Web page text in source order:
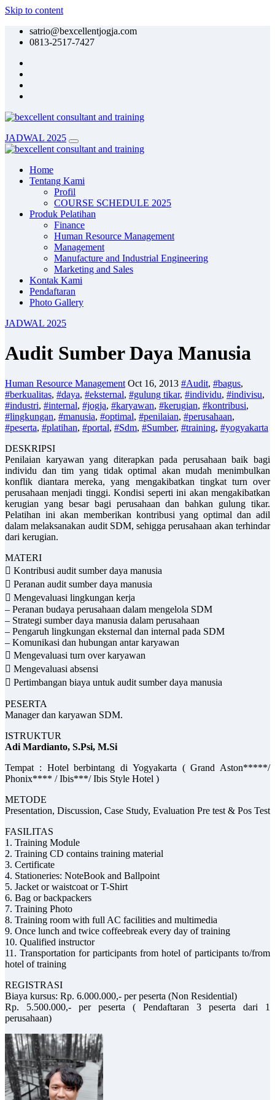
Skip to content
satrio@bexcellentjogja.com
0813-2517-7427
JADWAL 2025
Home
Tentang Kami
Profil
COURSE SCHEDULE 2025
Produk Pelatihan
Finance
Human Resource Management
Management
Manufacture and Industrial Engineering
Marketing and Sales
Kontak Kami
Pendaftaran
Photo Gallery
JADWAL 2025
Audit Sumber Daya Manusia
Human Resource Management Oct 16, 2013 #Audit, #bagus,
#berkualitas, #daya, #eksternal, #gulung tikar, #individu, #indivisu,
#industri, #internal, #jogja, #karyawan, #kerugian, #kontribusi,
#lingkungan, #manusia, #optimal, #penilaian, #perusahaan,
#peserta, #platihan, #portal, #Sdm, #Sumber, #training, #yogyakarta
DESKRIPSI
Penilaian karyawan yang diterapkan pada perusahaan baik bagi
individu dan tim yang tidak optimal akan mudah menimbulkan
konflik diantara mereka, yang mengakibatkan tingkat turn over
perusahaan menjadi tinggi. Kondisi seperti ini akan mengakibatkan
kerugian yang besar bagi perusahaan dan bahkan gulung tikar.
Pelatihan ini akan memberikan kontribusi yang optimal dan adil
dalam melaksanakan audit SDM, sehigga perusahaan akan terhindar
dari kerugian.
MATERI
 Kontribusi audit sumber daya manusia
 Peranan audit sumber daya manusia
 Mengevaluasi lingkungan kerja
– Peranan budaya perusahaan dalam mengelola SDM
– Strategi sumber daya manusia dalam perusahaan
– Pengaruh lingkungan eksternal dan internal pada SDM
– Komunikasi dan hubungan antar karyawan
 Mengevaluasi turn over karyawan
 Mengevaluasi absensi
 Pertimbangan biaya untuk audit sumber daya manusia
PESERTA
Manager dan karyawan SDM.
ISTRUKTUR
Adi Mardianto, S.Psi, M.Si
Tempat : Hotel berbintang di Yogyakarta ( Grand Aston*****/
Phonix**** / Ibis***/ Ibis Style Hotel )
METODE
Presentation, Discussion, Case Study, Evaluation Pre test & Pos Test
FASILITAS
1. Training Module
2. Training CD contains training material
3. Certificate
4. Stationeries: NoteBook and Ballpoint
5. Jacket or waistcoat or T-Shirt
6. Bag or backpackers
7. Training Photo
8. Training room with full AC facilities and multimedia
9. Once lunch and twice coffeebreak every day of training
10. Qualified instructor
11. Transportation for participants from hotel of participants to/from
hotel of training
REGISTRASI
Biaya kursus: Rp. 6.000.000,- per peserta (Non Residential)
Rp. 5.500.000,- per peserta ( Pendaftaran 3 peserta dari 1
perusahaan)